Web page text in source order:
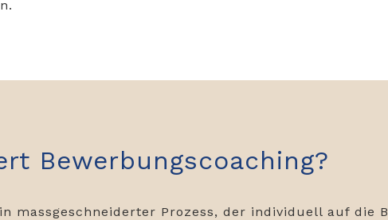
Bewerbungscoaching?
massgeschneiderter Prozess, der individuell auf die